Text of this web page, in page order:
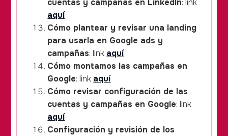
cuentas y campañas en LinkedIn: link
aquí
Cómo plantear y revisar una landing
para usarla en Google ads y
campañas: link aquí
Cómo montamos las campañas en
Google: link aquí
Cómo revisar configuración de las
cuentas y campañas en Google: link
aquí
Configuración y revisión de los